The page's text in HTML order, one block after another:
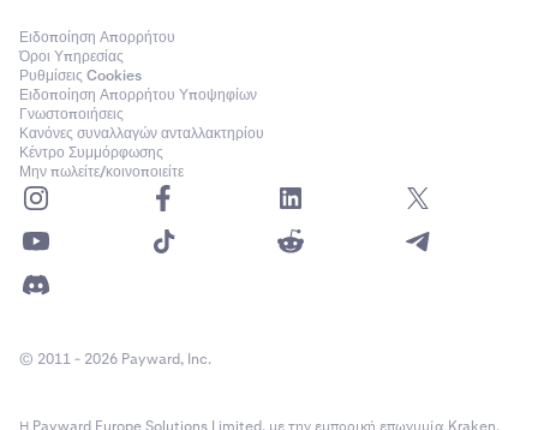
Ειδοποίηση Απορρήτου
Όροι Υπηρεσίας
Ρυθμίσεις Cookies
Ειδοποίηση Απορρήτου Υποψηφίων
Γνωστοποιήσεις
Κανόνες συναλλαγών ανταλλακτηρίου
Κέντρο Συμμόρφωσης
Μην πωλείτε/κοινοποιείτε
© 2011 - 2026 Payward, Inc.